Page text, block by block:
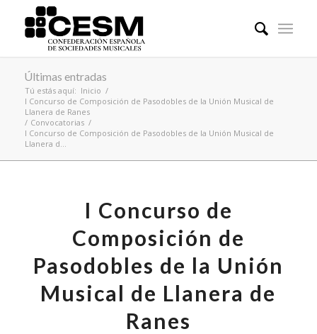
Últimas entradas
Tú estás aquí: Inicio /
I Concurso de Composición de Pasodobles de la Unión Musical de
Llanera de Ranes
/ Convocatorias /
I Concurso de Composición de Pasodobles de la Unión Musical de
Llanera d...
I Concurso de
Composición de
Pasodobles de la Unión
Musical de Llanera de
Ranes